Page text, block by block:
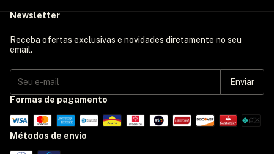
Newsletter
Receba ofertas exclusivas e novidades diretamente no seu
email.
Formas de pagamento
Métodos de envio